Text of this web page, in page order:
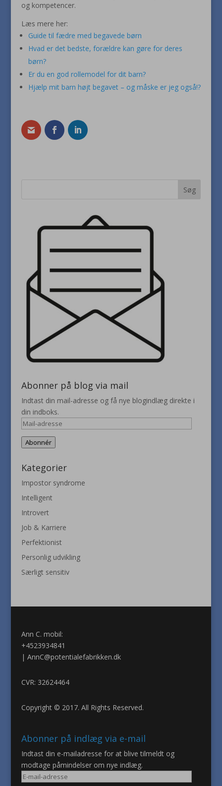
og kompetencer.
Læs mere her:
Guide til fædre med begavede børn
Hvad er det bedste, forældre kan gøre for deres
børn?
Er du en god rollemodel for dit barn?
Hjælp mit barn højt begavet – og måske er jeg også!?
Abonner på blog via mail
Indtast din mail-adresse og få nye blogindlæg direkte i
din indboks.
Mail-
adresse
Abonnér
Kategorier
Impostor syndrome
Intelligent
Introvert
Job & Karriere
Perfektionist
Personlig udvikling
Særligt sensitiv
Ann C. mobil:
+4523934841
| AnnC@potentialefabrikken.dk
CVR: 32624464
Copyright © 2017. All Rights Reserved.
Abonner på indlæg via e-mail
Indtast din e-mailadresse for at blive tilmeldt og
modtage påmindelser om nye indlæg.
E-